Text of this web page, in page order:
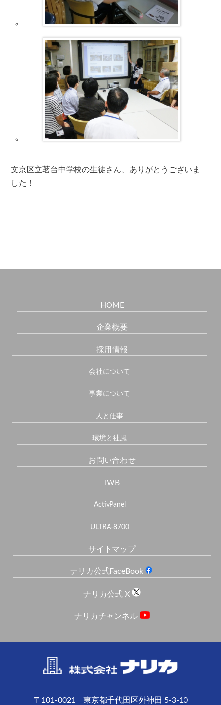
文京区立茗台中学校の生徒さん、ありがとうございま
した！
HOME
企業概要
採用情報
会社について
事業について
人と仕事
環境と社風
お問い合わせ
IWB
ActivPanel
ULTRA-8700
サイトマップ
ナリカ公式FaceBook
ナリカ公式 X
ナリカチャンネル
〒101-0021 東京都千代田区外神田 5-3-10